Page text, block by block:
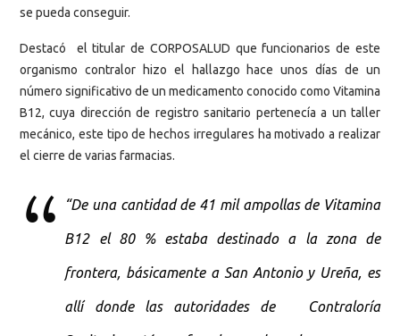
se pueda conseguir.
Destacó el titular de CORPOSALUD que funcionarios de este
organismo contralor hizo el hallazgo hace unos días de un
número significativo de un medicamento conocido como Vitamina
B12, cuya dirección de registro sanitario pertenecía a un taller
mecánico, este tipo de hechos irregulares ha motivado a realizar
el cierre de varias farmacias.
“De una cantidad de 41 mil ampollas de Vitamina
B12 el 80 % estaba destinado a la zona de
frontera, básicamente a San Antonio y Ureña, es
allí donde las autoridades de Contraloría